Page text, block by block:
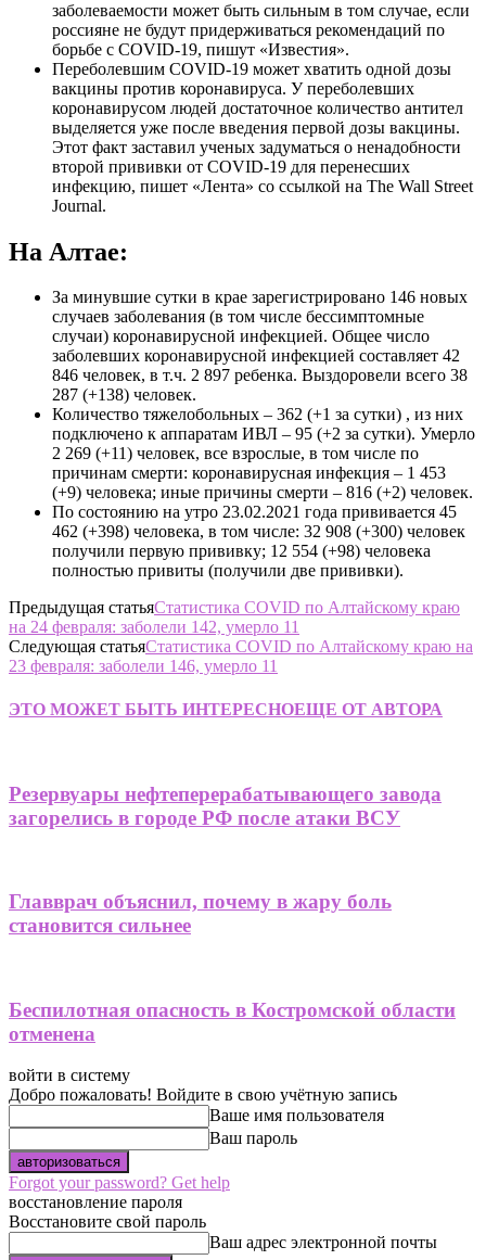
заболеваемости может быть сильным в том случае, если
россияне не будут придерживаться рекомендаций по
борьбе с COVID-19, пишут «Известия».
Переболевшим COVID-19 может хватить одной дозы
вакцины против коронавируса. У переболевших
коронавирусом людей достаточное количество антител
выделяется уже после введения первой дозы вакцины.
Этот факт заставил ученых задуматься о ненадобности
второй прививки от COVID-19 для перенесших
инфекцию, пишет «Лента» со ссылкой на The Wall Street
Journal.
На Алтае:
За минувшие сутки в крае зарегистрировано 146 новых
случаев заболевания (в том числе бессимптомные
случаи) коронавирусной инфекцией. Общее число
заболевших коронавирусной инфекцией составляет 42
846 человек, в т.ч. 2 897 ребенка. Выздоровели всего 38
287 (+138) человек.
Количество тяжелобольных – 362 (+1 за сутки) , из них
подключено к аппаратам ИВЛ – 95 (+2 за сутки). Умерло
2 269 (+11) человек, все взрослые, в том числе по
причинам смерти: коронавирусная инфекция – 1 453
(+9) человека; иные причины смерти – 816 (+2) человек.
По состоянию на утро 23.02.2021 года прививается 45
462 (+398) человека, в том числе: 32 908 (+300) человек
получили первую прививку; 12 554 (+98) человека
полностью привиты (получили две прививки).
Предыдущая статьяСтатистика COVID по Алтайскому краю
на 24 февраля: заболели 142, умерло 11
Следующая статьяСтатистика COVID по Алтайскому краю на
23 февраля: заболели 146, умерло 11
ЭТО МОЖЕТ БЫТЬ ИНТЕРЕСНОЕЩЕ ОТ АВТОРА
Резервуары нефтеперерабатывающего завода
загорелись в городе РФ после атаки ВСУ
Главврач объяснил, почему в жару боль
становится сильнее
Беспилотная опасность в Костромской области
отменена
войти в систему
Добро пожаловать! Войдите в свою учётную запись
Ваше имя пользователя
Ваш пароль
Forgot your password? Get help
восстановление пароля
Восстановите свой пароль
Ваш адрес электронной почты